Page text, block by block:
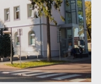
podmiotów trzecich lub
oraz innych
w charakterze
treści w postaci
mediów